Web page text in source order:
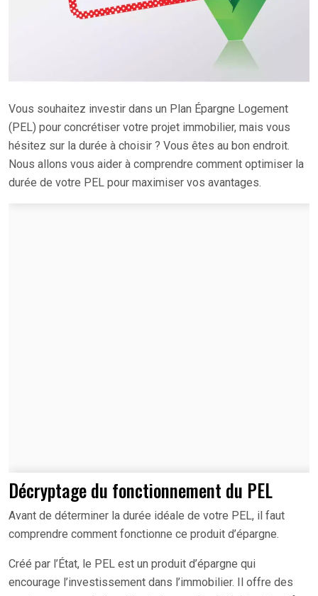
Vous souhaitez investir dans un Plan Épargne Logement
(PEL) pour concrétiser votre projet immobilier, mais vous
hésitez sur la durée à choisir ? Vous êtes au bon endroit.
Nous allons vous aider à comprendre comment optimiser la
durée de votre PEL pour maximiser vos avantages.
Décryptage du fonctionnement du PEL
Avant de déterminer la durée idéale de votre PEL, il faut
comprendre comment fonctionne ce produit d’épargne.
Créé par l’État, le PEL est un produit d’épargne qui
encourage l’investissement dans l’immobilier. Il offre des